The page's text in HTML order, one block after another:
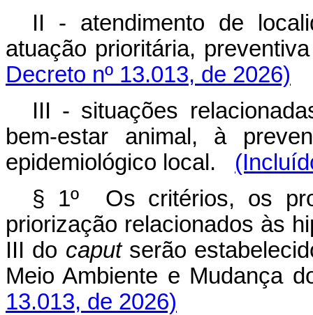
II - atendimento de
atuação prioritária,
Decreto nº 13.013, de 2026)
III - situações
bem-estar animal, à
epidemiológico local.
§ 1º Os critérios, os
priorização relacionados às
III do caputserão
Meio Ambiente e Mudança
13.013, de 2026)